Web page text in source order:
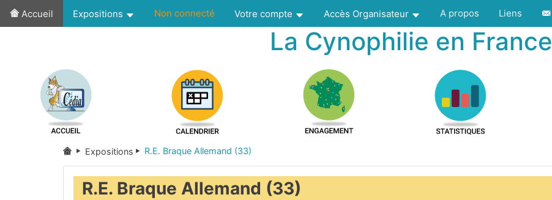
Accueil Expositions Non connecté Votre compte Accès Organisateur A propos Liens
La Cynophilie en France
Expositions R.E. Braque Allemand (33)
R.E. Braque Allemand (33)